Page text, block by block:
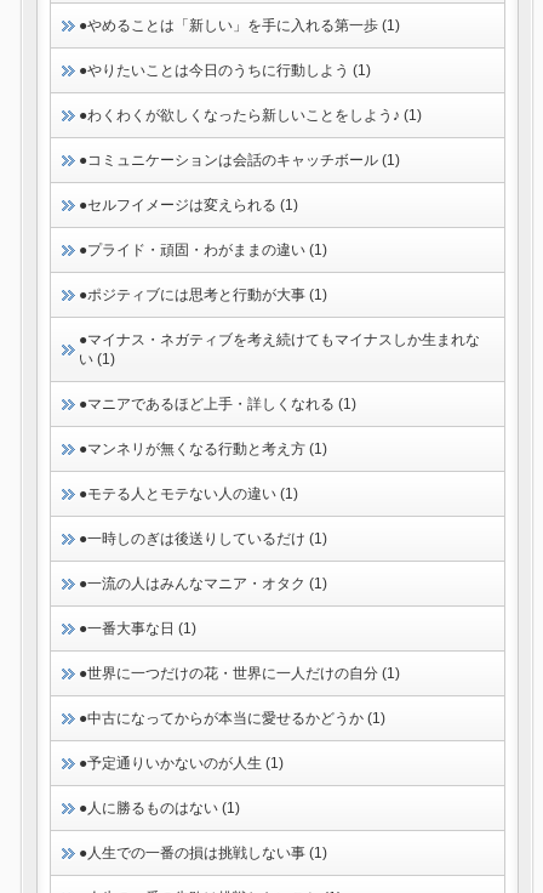
●やめることは「新しい」を手に入れる第一歩 (1)
●やりたいことは今日のうちに行動しよう (1)
●わくわくが欲しくなったら新しいことをしよう♪ (1)
●コミュニケーションは会話のキャッチボール (1)
●セルフイメージは変えられる (1)
●プライド・頑固・わがままの違い (1)
●ポジティブには思考と行動が大事 (1)
●マイナス・ネガティブを考え続けてもマイナスしか生まれな
い (1)
●マニアであるほど上手・詳しくなれる (1)
●マンネリが無くなる行動と考え方 (1)
●モテる人とモテない人の違い (1)
●一時しのぎは後送りしているだけ (1)
●一流の人はみんなマニア・オタク (1)
●一番大事な日 (1)
●世界に一つだけの花・世界に一人だけの自分 (1)
●中古になってからが本当に愛せるかどうか (1)
●予定通りいかないのが人生 (1)
●人に勝るものはない (1)
●人生での一番の損は挑戦しない事 (1)